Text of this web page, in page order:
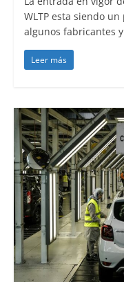
WLTP esta siendo
algunos fabricantes y
Leer más